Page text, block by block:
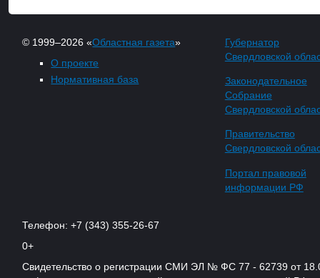
© 1999–2026 «Областная газета»
О проекте
Нормативная база
Губернатор
Свердловской
Законодательное
Собрание
Свердловской
Правительство
Свердловской
Портал правовой
информации РФ
Телефон: +7 (343) 355-26-67
0+
Свидетельство о регистрации СМИ ЭЛ № ФС 77 - 62739 от